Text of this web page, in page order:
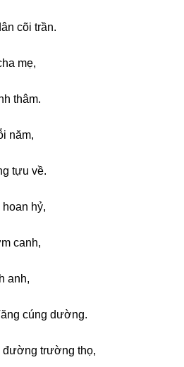
cõi trần.
mẹ,
thâm.
năm,
tựu về.
hỷ,
canh,
anh,
cúnɡ dườnɡ.
đườnɡ trườnɡ thọ,